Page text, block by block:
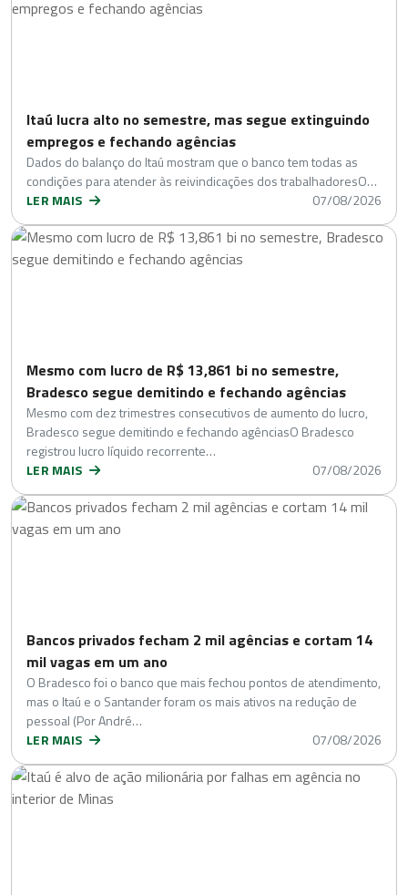
Itaú lucra alto no semestre, mas segue extinguindo
empregos e fechando agências
Dados do balanço do Itaú mostram que o banco tem todas as
condições para atender às reivindicações dos trabalhadoresO…
LER MAIS
07/08/2026
Mesmo com lucro de R$ 13,861 bi no semestre,
Bradesco segue demitindo e fechando agências
Mesmo com dez trimestres consecutivos de aumento do lucro,
Bradesco segue demitindo e fechando agênciasO Bradesco
registrou lucro líquido recorrente…
LER MAIS
07/08/2026
Bancos privados fecham 2 mil agências e cortam 14
mil vagas em um ano
O Bradesco foi o banco que mais fechou pontos de atendimento,
mas o Itaú e o Santander foram os mais ativos na redução de
pessoal (Por André…
LER MAIS
07/08/2026